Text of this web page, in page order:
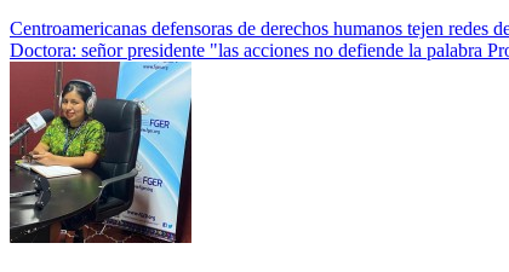
Navegación
de
entradas
Centroamericanas defensoras de derechos humanos tejen redes
Doctora: señor presidente "las acciones no defiende la palabra